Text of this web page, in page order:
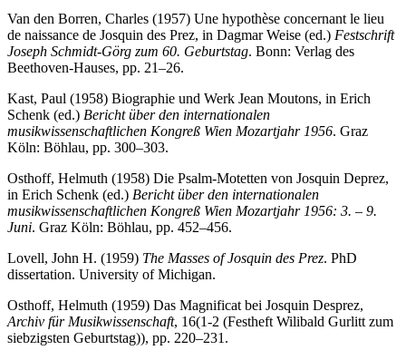
Van den Borren, Charles (1957) Une hypothèse concernant le lieu
de naissance de Josquin des Prez, in Dagmar Weise (ed.) Festschrift
Joseph Schmidt-Görg zum 60. Geburtstag. Bonn: Verlag des
Beethoven-Hauses, pp. 21–26.
Kast, Paul (1958) Biographie und Werk Jean Moutons, in Erich
Schenk (ed.) Bericht über den internationalen
musikwissenschaftlichen Kongreß Wien Mozartjahr 1956. Graz
Köln: Böhlau, pp. 300–303.
Osthoff, Helmuth (1958) Die Psalm-Motetten von Josquin Deprez,
in Erich Schenk (ed.) Bericht über den internationalen
musikwissenschaftlichen Kongreß Wien Mozartjahr 1956: 3. – 9.
Juni. Graz Köln: Böhlau, pp. 452–456.
Lovell, John H. (1959) The Masses of Josquin des Prez. PhD
dissertation. University of Michigan.
Osthoff, Helmuth (1959) Das Magnificat bei Josquin Desprez,
Archiv für Musikwissenschaft, 16(1-2 (Festheft Wilibald Gurlitt zum
siebzigsten Geburtstag)), pp. 220–231.